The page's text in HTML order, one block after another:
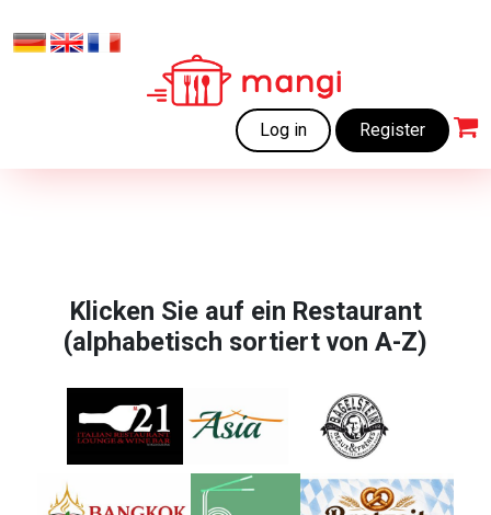
Log in Register
Klicken Sie auf ein Restaurant
(alphabetisch sortiert von A-Z)